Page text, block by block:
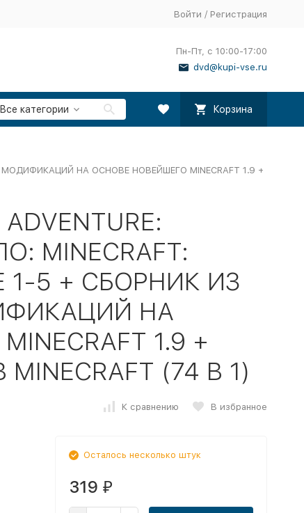
Войти / Регистрация
Пн-Пт, с 10:00-17:00
dvd@kupi-vse.ru
Все категории Корзина
МОДИФИКАЦИЙ НА ОСНОВЕ НОВЕЙШЕГО MINECRAFT 1.9 +
MINECRAFT:
1-5 + СБОРНИК ИЗ
НА
1.9 +
(74 В 1)
К сравнению В избранное
Осталось несколько штук
319 ₽